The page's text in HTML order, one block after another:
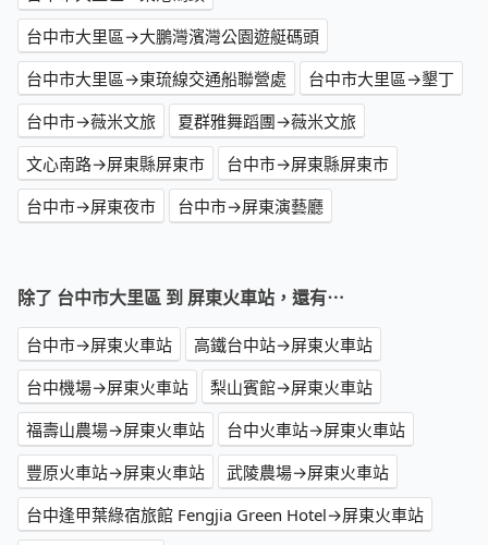
台中市大里區→大鵬灣濱灣公園遊艇碼頭
台中市大里區→東琉線交通船聯營處
台中市大里區→墾丁
台中市→薇米文旅
夏群雅舞蹈團→薇米文旅
文心南路→屏東縣屏東市
台中市→屏東縣屏東市
台中市→屏東夜市
台中市→屏東演藝廳
除了 台中市大里區 到 屏東火車站，還有⋯
台中市→屏東火車站
高鐵台中站→屏東火車站
台中機場→屏東火車站
梨山賓館→屏東火車站
福壽山農場→屏東火車站
台中火車站→屏東火車站
豐原火車站→屏東火車站
武陵農場→屏東火車站
台中逢甲葉綠宿旅館 Fengjia Green Hotel→屏東火車站